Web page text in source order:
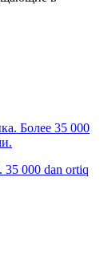
Более 35 000
000 dan ortiq